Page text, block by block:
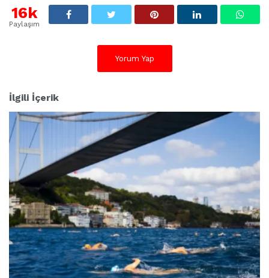
16k
Paylaşım
Yorum Yap
İlgili İçerik